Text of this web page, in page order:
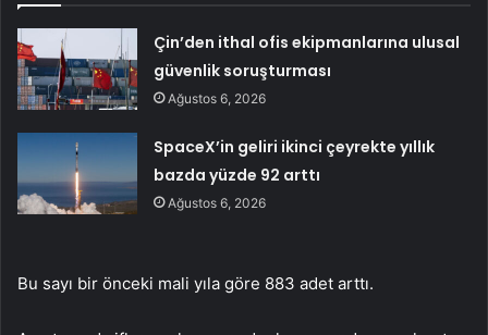
Çin’den ithal ofis ekipmanlarına ulusal
güvenlik soruşturması
Ağustos 6, 2026
SpaceX’in geliri ikinci çeyrekte yıllık
bazda yüzde 92 arttı
Ağustos 6, 2026
Bu sayı bir önceki mali yıla göre 883 adet arttı.